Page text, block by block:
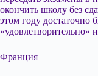
окончить школу без
этом году достаточно
«удовлетворительно»
Франция